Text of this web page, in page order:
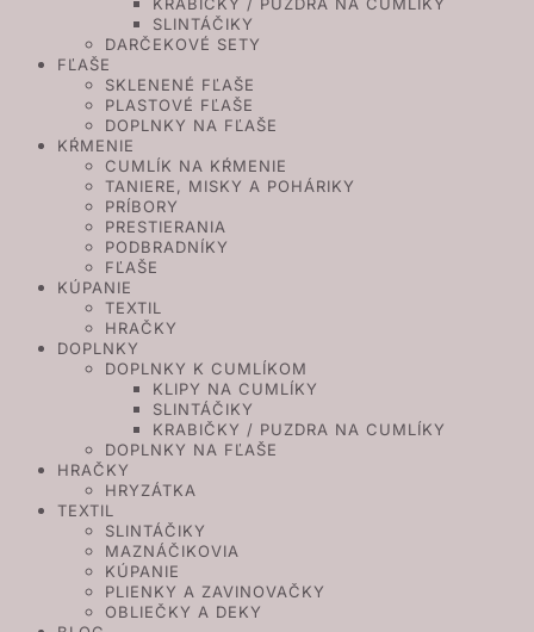
SLINTÁČIKY
DARČEKOVÉ SETY
FĽAŠE
SKLENENÉ FĽAŠE
PLASTOVÉ FĽAŠE
DOPLNKY NA FĽAŠE
KŔMENIE
CUMLÍK NA KŔMENIE
TANIERE, MISKY A POHÁRIKY
PRÍBORY
PRESTIERANIA
PODBRADNÍKY
FĽAŠE
KÚPANIE
TEXTIL
HRAČKY
DOPLNKY
DOPLNKY K CUMLÍKOM
KLIPY NA CUMLÍKY
SLINTÁČIKY
KRABIČKY / PUZDRA NA CUMLÍKY
DOPLNKY NA FĽAŠE
HRAČKY
HRYZÁTKA
TEXTIL
SLINTÁČIKY
MAZNÁČIKOVIA
KÚPANIE
PLIENKY A ZAVINOVAČKY
OBLIEČKY A DEKY